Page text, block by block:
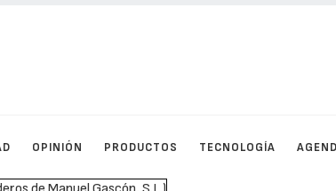
OPINIÓN PRODUCTOS TECNOLOGÍA